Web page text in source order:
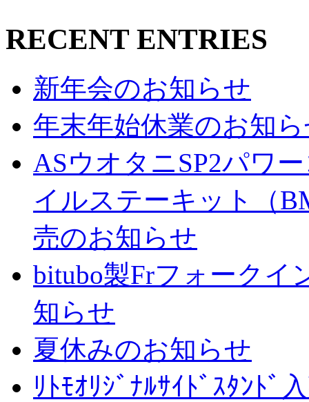
RECENT ENTRIES
新年会のお知らせ
年末年始休業のお知
ASウオタニSP2パワ
イルステーキット（
売のお知らせ
bitubo製Frフォークイ
知らせ
夏休みのお知らせ
ﾘﾄﾓｵﾘｼﾞﾅﾙｻｲﾄﾞｽﾀﾝﾄﾞ